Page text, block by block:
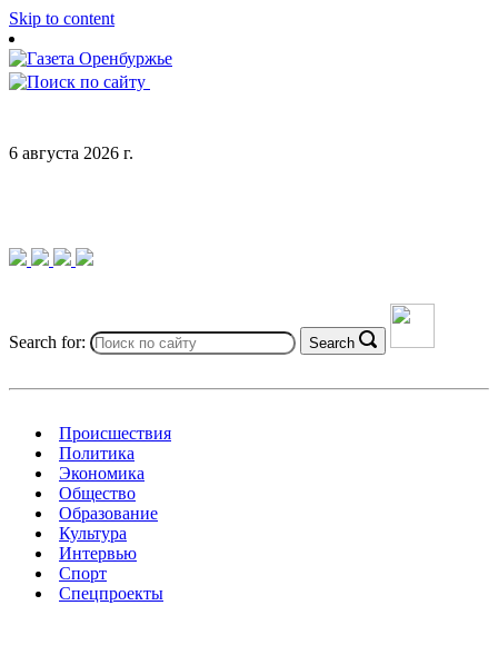
Skip to content
6 августа 2026 г.
Search for: Search
Происшествия
Политика
Экономика
Общество
Образование
Культура
Интервью
Спорт
Спецпроекты